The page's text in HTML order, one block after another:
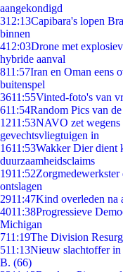
aangekondigd
312:13Capibara's lopen
binnen
412:03Drone met
hybride aanval
811:57Iran en Oman eens
buitenspel
3611:55Vinted-foto's van
611:54Random Pics van
1211:53NAVO zet wegens
gevechtsvliegtuigen in
1611:53Wakker Dier dient
duurzaamheidsclaims
1911:52Zorgmedewerkster
ontslagen
2911:47Kind overleden na
4011:38Progressieve
Michigan
711:19The Division
511:13Nieuw slachtoffer in
B. (66)